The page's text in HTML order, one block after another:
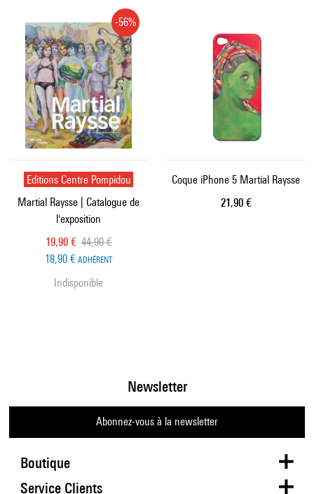
Editions Centre Pompidou
Martial Raysse | Catalogue de
l'exposition
-56%
Prix ​​actuel
19,90 € Ancien prix
44,90 €
18,90 € ADHÉRENT
Indisponible
Coque iPhone 5 Martial Raysse
Prix ​​actuel
21,90 €
Boutique
Newsletter
Abonnez-vous à la newsletter
Service Clients